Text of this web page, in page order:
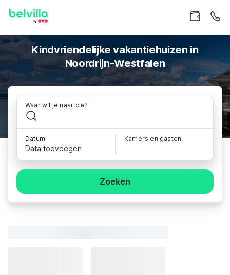
Kindvriendelijke vakantiehuizen in
Noordrijn-Westfalen
Waar wil je naartoe?
Datum
Data toevoegen
Kamers en gasten,
Zoeken